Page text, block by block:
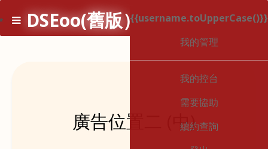
DSEoo(舊版）{{username.toUpperCase()}}
我的管理
我的控台
需要協助
續約查詢
1
廣告位置二 (中)